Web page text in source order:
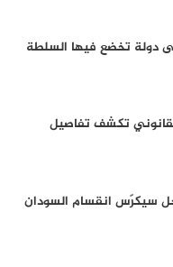
دولة تخضع فيها السلطة
تكشف تفاصيل
سيكرّس انقسام السودان